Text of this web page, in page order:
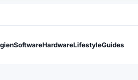
SoftwareHardwareLifestyleGuides